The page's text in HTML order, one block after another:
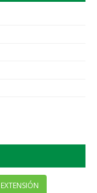
EXTENSIÓN